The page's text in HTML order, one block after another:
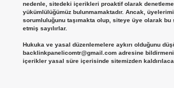
nedenle, sitedeki içerikleri proaktif olarak denetleme
yükümlülüğümüz bulunmamaktadır. Ancak,
sorumluluğunu taşımakta olup, siteye üye olarak bu
etmiş sayılırlar.
Hukuka ve yasal düzenlemelere aykırı olduğunu
backlinkpanelicomtr@gmail.comadresine
içerikler yasal süre içerisinde sitemizden